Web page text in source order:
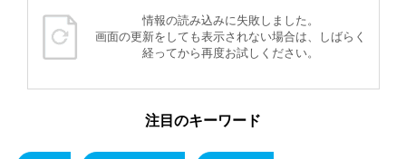
情報の読み込みに失敗しました。
画面の更新をしても表示されない場合は、しばらく
経ってから再度お試しください。
注目のキーワード